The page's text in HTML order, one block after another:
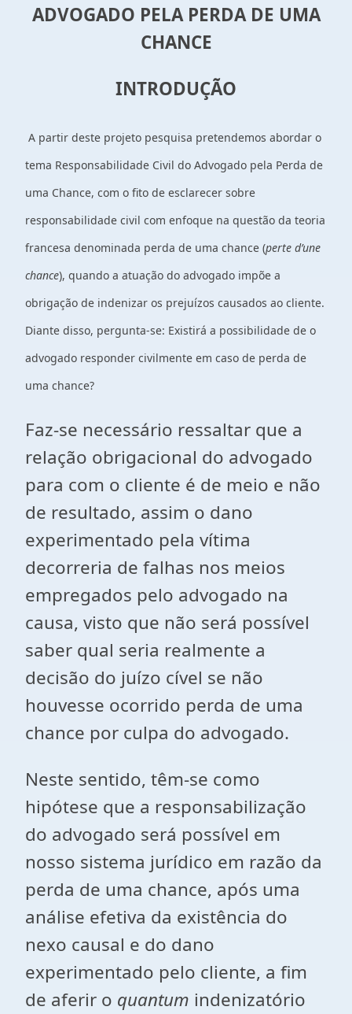
ADVOGADO PELA PERDA DE UMA
CHANCE
INTRODUÇÃO
A partir deste projeto pesquisa pretendemos abordar o
tema Responsabilidade Civil do Advogado pela Perda de
uma Chance, com o fito de esclarecer sobre
responsabilidade civil com enfoque na questão da teoria
francesa denominada perda de uma chance (perte d’une
chance), quando a atuação do advogado impõe a
obrigação de indenizar os prejuízos causados ao cliente.
Diante disso, pergunta-se: Existirá a possibilidade de o
advogado responder civilmente em caso de perda de
uma chance?
Faz-se necessário ressaltar que a
relação obrigacional do advogado
para com o cliente é de meio e não
de resultado, assim o dano
experimentado pela vítima
decorreria de falhas nos meios
empregados pelo advogado na
causa, visto que não será possível
saber qual seria realmente a
decisão do juízo cível se não
houvesse ocorrido perda de uma
chance por culpa do advogado.
Neste sentido, têm-se como
hipótese que a responsabilização
do advogado será possível em
nosso sistema jurídico em razão da
perda de uma chance, após uma
análise efetiva da existência do
nexo causal e do dano
experimentado pelo cliente, a fim
de aferir o quantum indenizatório